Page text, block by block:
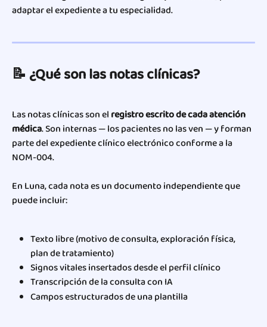
adaptar el expediente a tu especialidad.
📝 ¿Qué son las notas clínicas?
Las notas clínicas son el registro escrito de cada atención
médica. Son internas — los pacientes no las ven — y forman
parte del expediente clínico electrónico conforme a la
NOM-004.
En Luna, cada nota es un documento independiente que
puede incluir:
Texto libre (motivo de consulta, exploración física,
plan de tratamiento)
Signos vitales insertados desde el perfil clínico
Transcripción de la consulta con IA
Campos estructurados de una plantilla